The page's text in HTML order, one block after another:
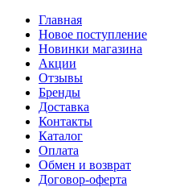
Главная
Новое поступление
Новинки магазина
Акции
Отзывы
Бренды
Доставка
Контакты
Каталог
Оплата
Обмен и возврат
Договор-оферта